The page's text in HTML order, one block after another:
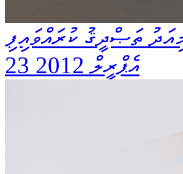
ތަޞްދީޤު ކުރައްވައިފި
23 އެޕްރީލް 2012